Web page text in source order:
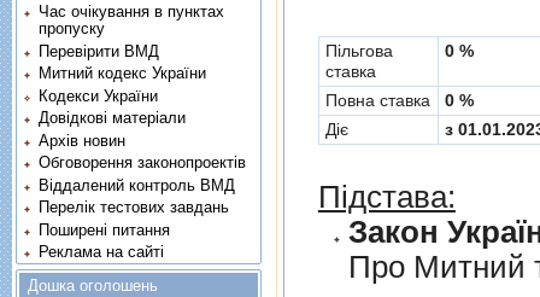
Пільгова
ставка
0 %
Повна ставка
0 %
Діє
з
Підстава:
Закон
Про Митний
Час очікування в пунктах
пропуску
Перевірити ВМД
Митний кодекс України
Кодекси України
Довідкові матеріали
Архів новин
Обговорення законопроектів
Віддалений контроль ВМД
Перелік тестових завдань
Поширені питання
Реклама на сайті
Дошка оголошень